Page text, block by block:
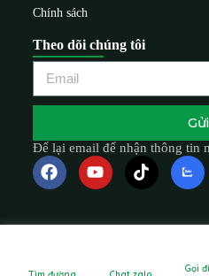
Chính sách
Theo dõi chúng tôi
Gửi
Để lại email để nhận thông tin
Gọi